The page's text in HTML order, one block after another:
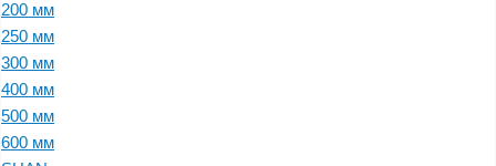
200 мм
250 мм
300 мм
400 мм
500 мм
600 мм